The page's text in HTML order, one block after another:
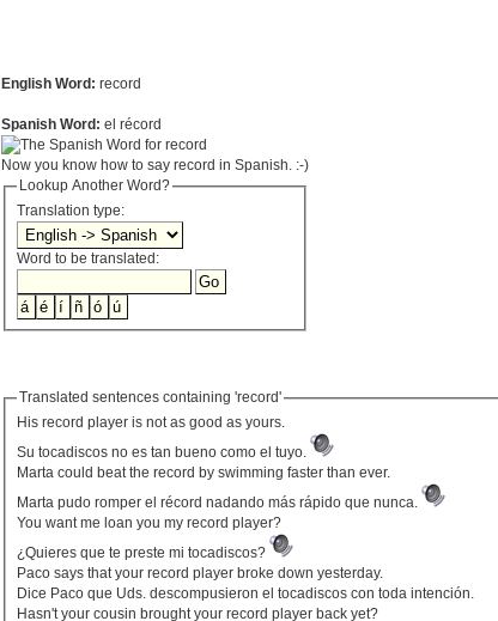
English Word: record
Spanish Word: el récord
Now you know how to say record in Spanish. :-)
Lookup Another Word?
Translation type:
Word to be translated:
Translated sentences containing 'record'
His record player is not as good as yours.
Su tocadiscos no es tan bueno como el tuyo.
Marta could beat the record by swimming faster than ever.
Marta pudo romper el récord nadando más rápido que nunca.
You want me loan you my record player?
¿Quieres que te preste mi tocadiscos?
Paco says that your record player broke down yesterday.
Dice Paco que Uds. descompusieron el tocadiscos con toda intención.
Hasn't your cousin brought your record player back yet?